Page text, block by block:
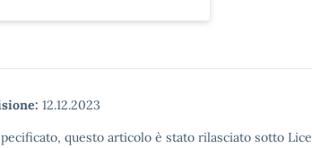
12.12.2023
questo articolo è stato rilasciato sotto